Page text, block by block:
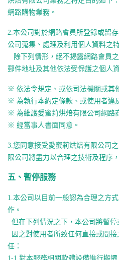
網路購物業務。
2.本公司對於網路會員所登錄或留
公司 蒐集、處理及利用個人資料之
除下列情形，絕不揭露網路會員
郵件地址及其他依法受保護之個人
※ 依法令規定、或依司法機關或其
※ 為執行本約定條款、或使用者違
※ 為維護愛蜜莉烘焙有限公司 網路
※ 經當事人書面同意。
3.您同意接受愛蜜莉烘焙有限公司
限公司 將盡力以合理之技術及程序
五、暫停服務
1.本公司以目前一般認為合理之方式
作。
但在下列情況之下，本公司將暫
因之對使用者所致任何直接或間接
任：
1-1.對本服務相關軟體設備進行搬遷